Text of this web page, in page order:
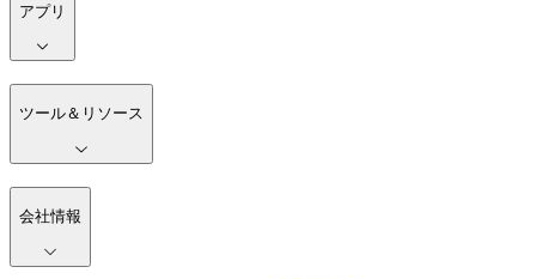
アプリ
ツール＆リソース
会社情報